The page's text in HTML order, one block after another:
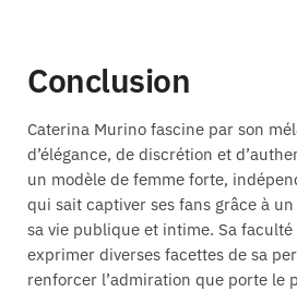
Conclusion
Caterina Murino fascine par son
d’élégance, de discrétion et
un modèle de femme forte,
qui sait captiver ses fans grâce à
sa vie publique et intime. Sa
exprimer diverses facettes de sa
renforcer l’admiration que porte le